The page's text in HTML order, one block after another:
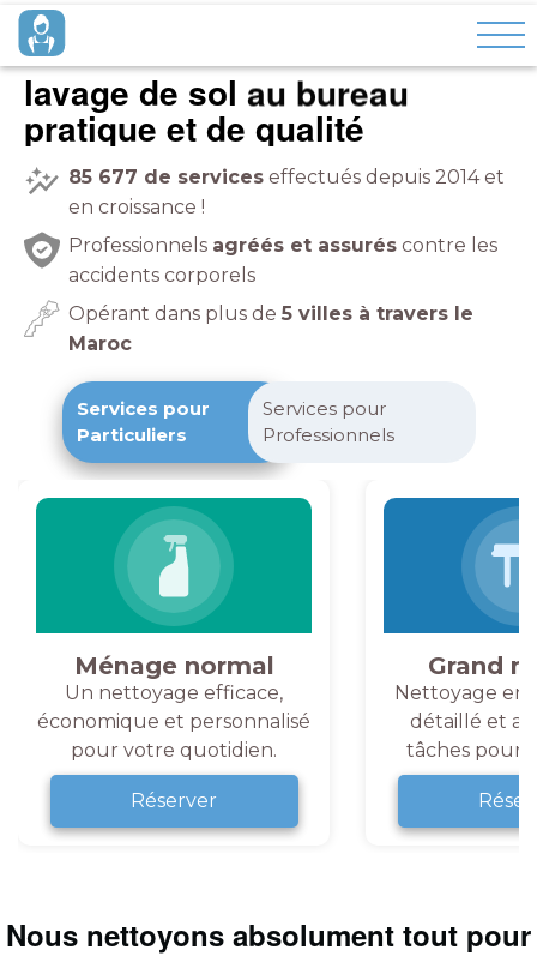
lavage de sol au bureau
pratique et de qualité
85 677 de services effectués depuis 2014 et
en croissance !
Professionnels agréés et assurés contre les
accidents corporels
Opérant dans plus de 5 villes à travers le
Maroc
Services pour
Particuliers
Services pour
Professionnels
Ménage normal
Un nettoyage efficace,
économique et personnalisé
pour votre quotidien.
Réserver
Grand
Nettoyage en
détaillé et
tâches pour
Nous nettoyons absolument tout pour